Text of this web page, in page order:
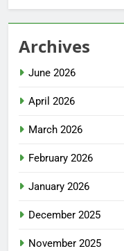
Archives
June 2026
April 2026
March 2026
February 2026
January 2026
December 2025
November 2025